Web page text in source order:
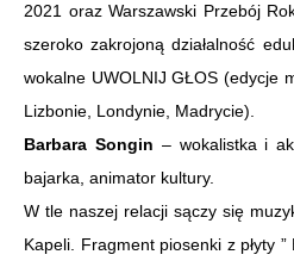
2021 oraz Warszawski Przebój
szeroko zakrojoną działalność
wokalne UWOLNIJ GŁOS (edycje
Lizbonie, Londynie, Madrycie).
Barbara Songin – wokalistka i
bajarka, animator kultury.
W tle naszej relacji sączy się
Kapeli. Fragment piosenki z płyty